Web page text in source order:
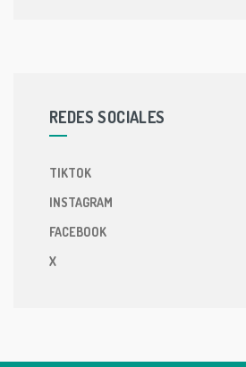
REDES SOCIALES
TIKTOK
INSTAGRAM
FACEBOOK
X